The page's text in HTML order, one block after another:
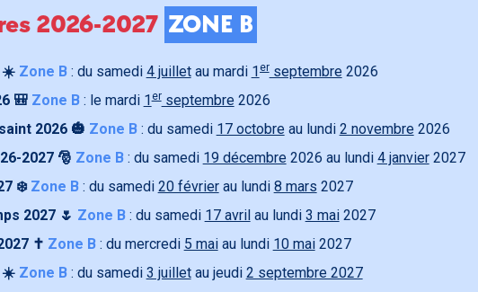
2026-2027 ZONE B
☀️ Zone B: du samedi 4 juilletau mardi 1 erseptembre 2026
🎒 Zone B: le mardi 1erseptembre 2026
2026 🎃 Zone B: du samedi 17 octobre au lundi 2 novembre 2026
2027 🎅 Zone B: du samedi 19 décembre 2026 au lundi 4 janvier2027
❄️ Zone B: du samedi 20 févrierau lundi 8 mars 2027
2027 🌷 Zone B: du samedi 17 avril au lundi 3 mai2027
✝️ Zone B: du mercredi 5 maiau lundi 10 mai2027
☀️ Zone B: du samedi 3 juilletau jeudi 2 septembre 2027